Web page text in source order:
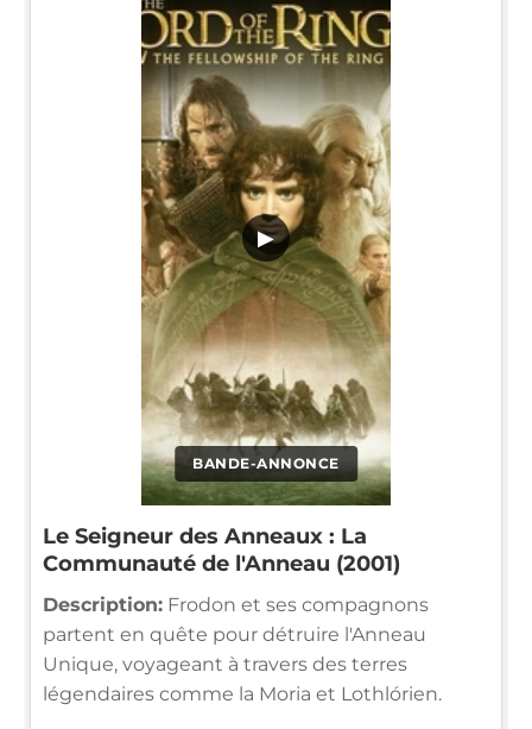
BANDE-ANNONCE
▶
Le Seigneur des Anneaux : La
Communauté de l'Anneau (2001)
Description: Frodon et ses compagnons
partent en quête pour détruire l'Anneau
Unique, voyageant à travers des terres
légendaires comme la Moria et Lothlórien.